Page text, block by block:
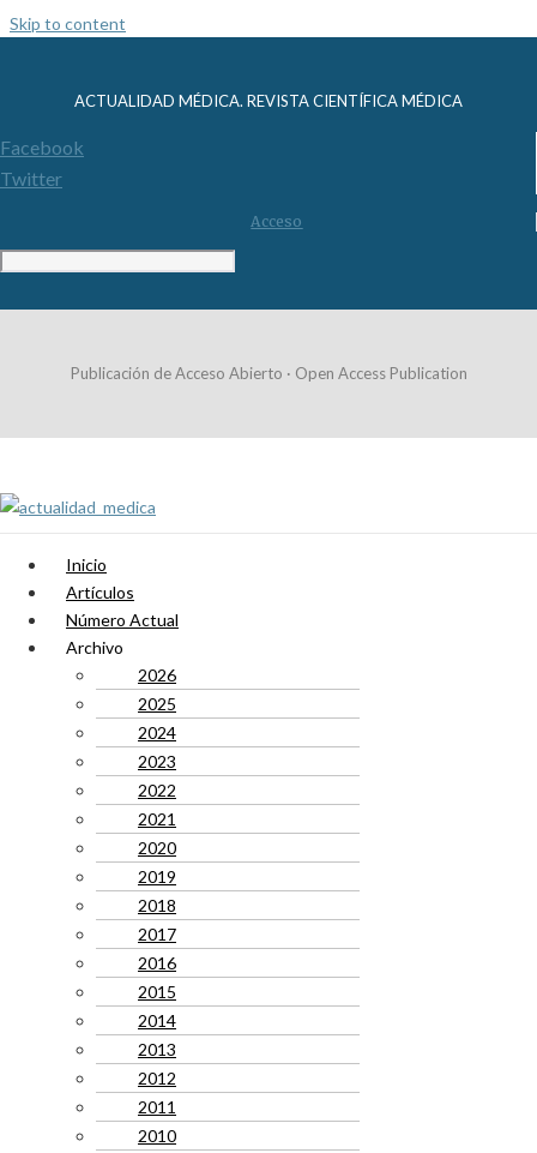
Skip to content
ACTUALIDAD MÉDICA. REVISTA CIENTÍFICA MÉDICA
Facebook
Twitter
Acceso
Publicación de Acceso Abierto · Open Access Publication
Inicio
Artículos
Número Actual
Archivo
2026
2025
2024
2023
2022
2021
2020
2019
2018
2017
2016
2015
2014
2013
2012
2011
2010